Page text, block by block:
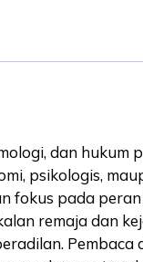
dan hukum
psikologis,
fokus pada
remaja dan
Pembaca